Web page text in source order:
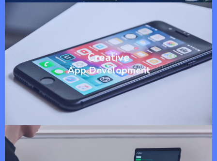
Creative
App Development